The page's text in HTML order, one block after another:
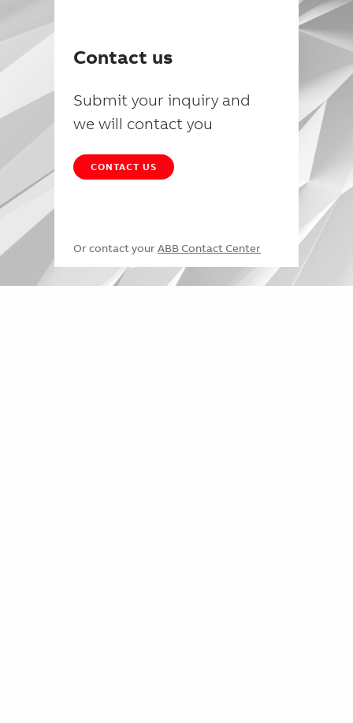
Contact us
Submit your inquiry and
we will contact you
CONTACT US
Or contact your ABB Contact Center